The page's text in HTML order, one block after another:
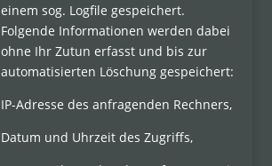
einem sog. Logfile gespeichert.
Folgende Informationen werden dabei
ohne Ihr Zutun erfasst und bis zur
automatisierten Löschung gespeichert:
IP-Adresse des anfragenden Rechners,
Datum und Uhrzeit des Zugriffs,